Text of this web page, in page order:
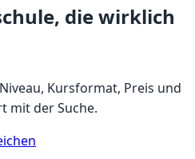
die wirklich
Kursformat, Preis und
mit der Suche.